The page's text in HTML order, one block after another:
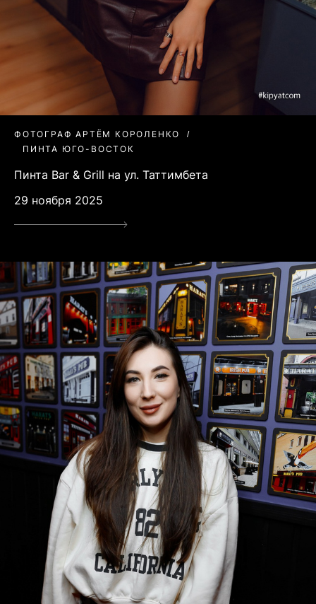
ФОТОГРАФ АРТЁМ КОРОЛЕНКО
ПИНТА ЮГО-ВОСТОК
Пинта Bar & Grill на ул. Таттимбета
29 ноября 2025